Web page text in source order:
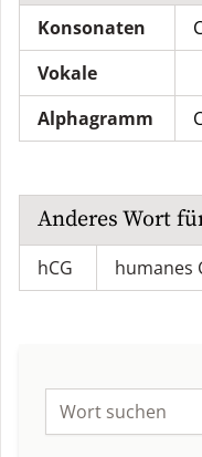
Konsonaten
Vokale
Alphagramm
Anderes Wort
hCG humanes